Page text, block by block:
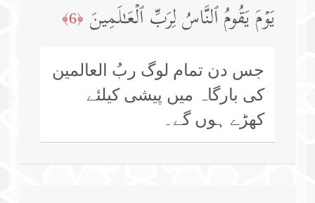
یَوۡمَ یَقُومُ ٱلنَّاسُ لِرَبِّ ٱلۡعَـٰلَمِینَ ﴿6﴾
جس دن تمام لوگ ربُ العالمین
کی بارگاہ میں پیشی کیلئے
کھڑے ہوں گے۔